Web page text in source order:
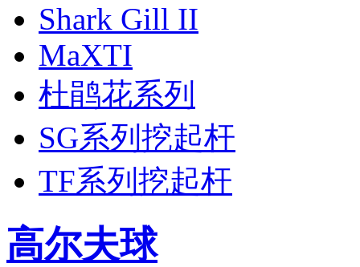
Shark Gill II
MaXTI
杜鹃花系列
SG系列挖起杆
TF系列挖起杆
高尔夫球